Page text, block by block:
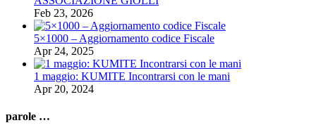
Feb 23, 2026
5×1000 – Aggiornamento codice Fiscale
Apr 24, 2025
1 maggio: KUMITE Incontrarsi con le mani
Apr 20, 2024
parole …